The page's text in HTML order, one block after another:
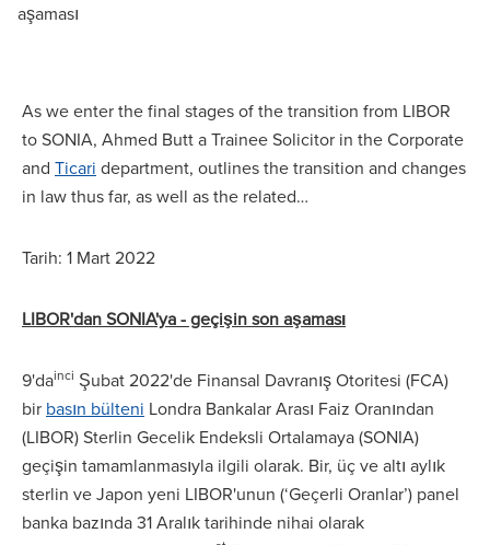
aşaması
As we enter the final stages of the transition from LIBOR
to SONIA, Ahmed Butt a Trainee Solicitor in the Corporate
and Ticari department, outlines the transition and changes
in law thus far, as well as the related…
Tarih: 1 Mart 2022
LIBOR'dan SONIA'ya - geçişin son aşaması
9'dainci Şubat 2022'de Finansal Davranış Otoritesi (FCA)
bir basın bülteni Londra Bankalar Arası Faiz Oranından
(LIBOR) Sterlin Gecelik Endeksli Ortalamaya (SONIA)
geçişin tamamlanmasıyla ilgili olarak. Bir, üç ve altı aylık
sterlin ve Japon yeni LIBOR'unun (‘Geçerli Oranlar’) panel
banka bazında 31 Aralık tarihinde nihai olarak